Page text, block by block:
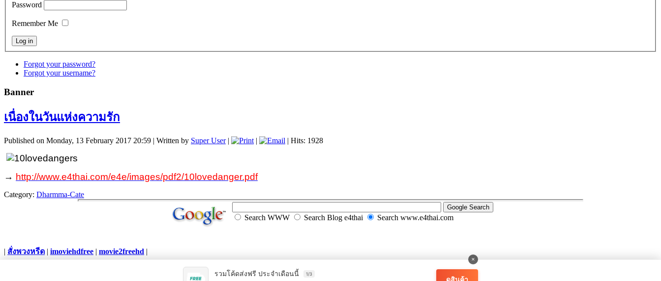
Password
Remember Me
Forgot your password?
Forgot your username?
Banner
เนื่องในวันแห่งความรัก
Published on Monday, 13 February 2017 20:59 | Written by Super User| | | Hits: 1928
→ http://www.e4thai.com/e4e/images/pdf2/10lovedanger.pdf
Category: Dharmma-Cate
Search WWW Search Blog e4thai Search www.e4thai.com
| สั่งพวงหรีด | imoviehdfree | movie2freehd |
×
รวมโค้ดส่งฟรี ประจำเดือนนี้ 1/3
ดูสินค้า